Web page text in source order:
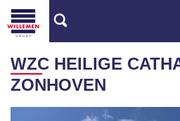
WZC HEILIGE
ZONHOVEN